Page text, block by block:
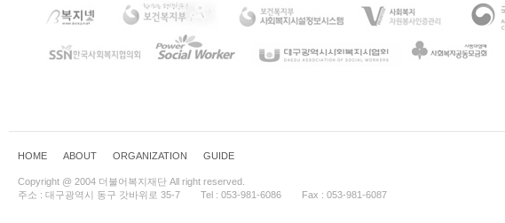
HOME ABOUT ORGANIZATION GUIDE
Copyright @ 2004 더불어복지재단 All right reserved.
주소 : 대구광역시 동구 갓바위로 35-7
Tel : 053-981-6086 Fax : 053-981-6087